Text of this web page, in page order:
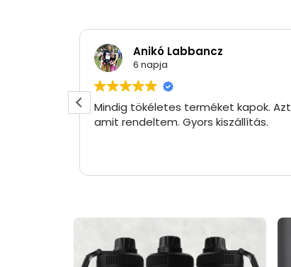
Anikó Labbancz
6 napja
Mindig tökéletes terméket kapok. Azt
amit rendeltem. Gyors kiszállítás.